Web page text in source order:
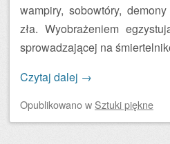
wampiry, sobowtóry,
zła. Wyobrażeniem
sprowadzającej na
Czytaj dalej →
Opublikowanow Sztuki piękne